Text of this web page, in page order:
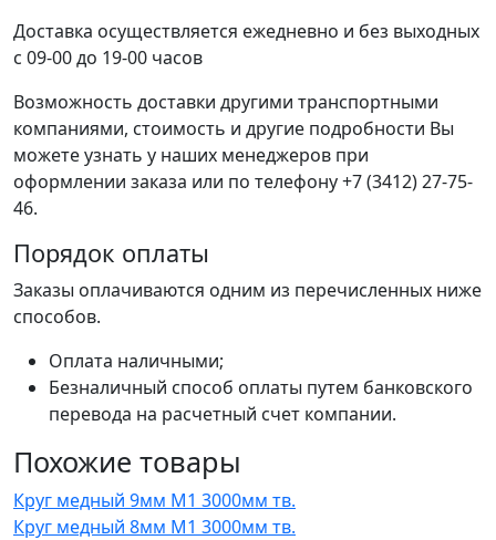
Доставка осуществляется ежедневно и без выходных
с 09-00 до 19-00 часов
Возможность доставки другими транспортными
компаниями, стоимость и другие подробности Вы
можете узнать у наших менеджеров при
оформлении заказа или по телефону +7 (3412) 27-75-
46.
Порядок оплаты
Заказы оплачиваются одним из перечисленных ниже
способов.
Оплата наличными;
Безналичный способ оплаты путем банковского
перевода на расчетный счет компании.
Похожие товары
Круг медный 9мм М1 3000мм тв.
Круг медный 8мм М1 3000мм тв.